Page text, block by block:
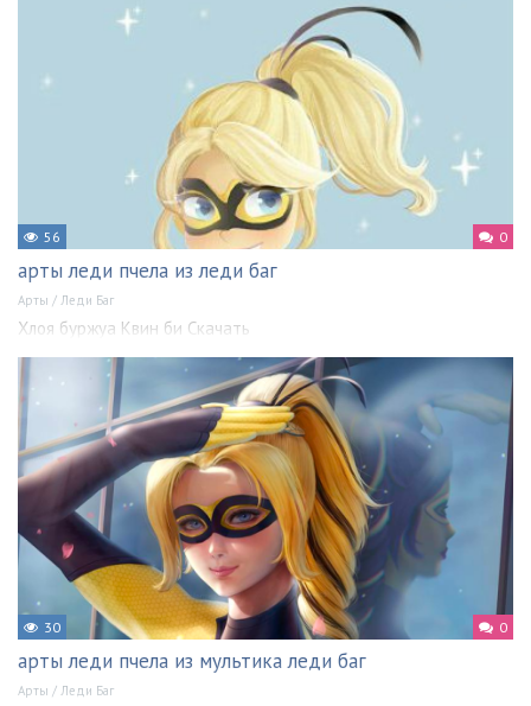
56 0
арты леди пчела из леди баг
Арты / Леди Баг
Хлоя буржуа Квин би Скачать
30 0
арты леди пчела из мультика леди баг
Арты / Леди Баг